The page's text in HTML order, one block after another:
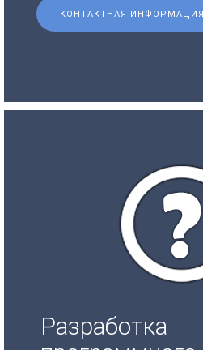
КОНТАКТНАЯ ИНФОРМАЦИЯ
Разработка